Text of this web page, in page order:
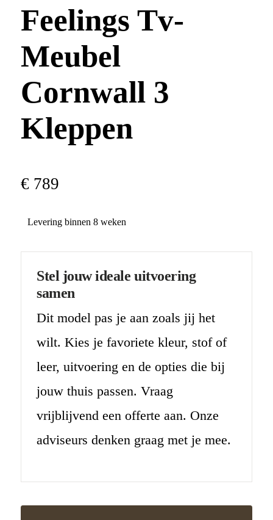
Feelings Tv-
Meubel
Cornwall 3
Kleppen
€ 789
Levering binnen 8 weken
Stel jouw ideale uitvoering
samen
Dit model pas je aan zoals jij het
wilt. Kies je favoriete kleur, stof of
leer, uitvoering en de opties die bij
jouw thuis passen. Vraag
vrijblijvend een offerte aan. Onze
adviseurs denken graag met je mee.